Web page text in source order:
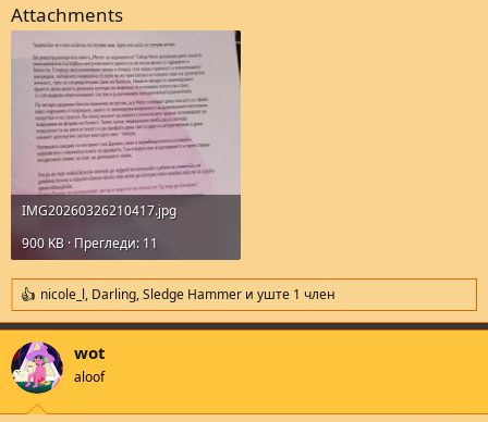
Attachments
IMG20260326210417.jpg
900 KB · Прегледи: 11
R
e
a
c
t
i
nicole_l, Darling,Sledge Hammer и уште 1 член
wot
aloof